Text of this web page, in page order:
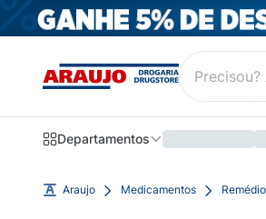
Departamentos
Araujo Medicamentos